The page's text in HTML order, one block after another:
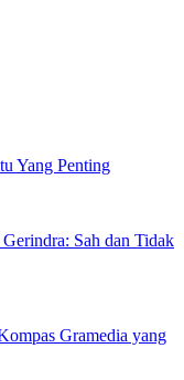
Yang Penting
Sah dan Tidak
Gramedia yang